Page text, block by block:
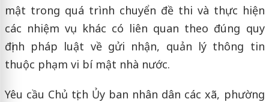
mật trong quá trình chuyển đề thi và thực hiện
các nhiệm vụ khác có liên quan theo đúng quy
định pháp luật về gửi nhận, quản lý thông tin
thuộc phạm vi bí mật nhà nước.
Yêu cầu Chủ tịch Ủy ban nhân dân các xã, phường